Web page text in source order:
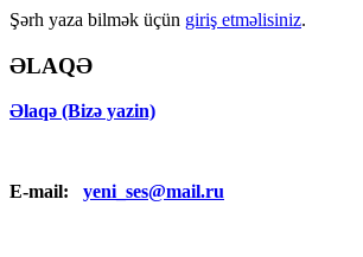
Şərh yaza bilmək üçün giriş etməlisiniz.
ƏLAQƏ
Əlaqə (Bizə yazin)
E-mail: yeni_ses@mail.ru